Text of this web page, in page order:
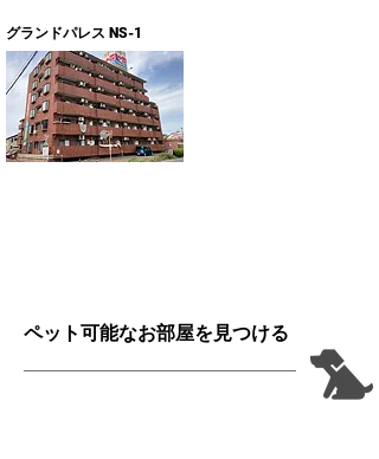
グランドパレス NS-1
ペット可能なお部屋を見つける